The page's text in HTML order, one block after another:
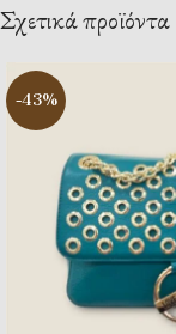
Σχετικά προϊόντα
-43%